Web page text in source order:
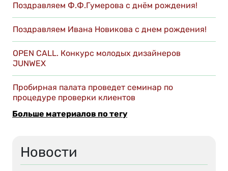
Новости
Поздравляем Ф.Ф.Гумерова с днём рождения!
Поздравляем Ивана Новикова с днем рождения!
OPEN CALL. Конкурс молодых дизайнеров
JUNWEX
Пробирная палата проведет семинар по
процедуре проверки клиентов
Больше материалов по тегу